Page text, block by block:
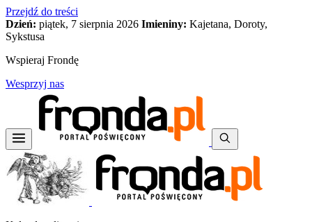
Przejdź do treści
Dzień: piątek, 7 sierpnia 2026 Imieniny: Kajetana, Doroty,
Sykstusa
Wspieraj Frondę
Wesprzyj nas